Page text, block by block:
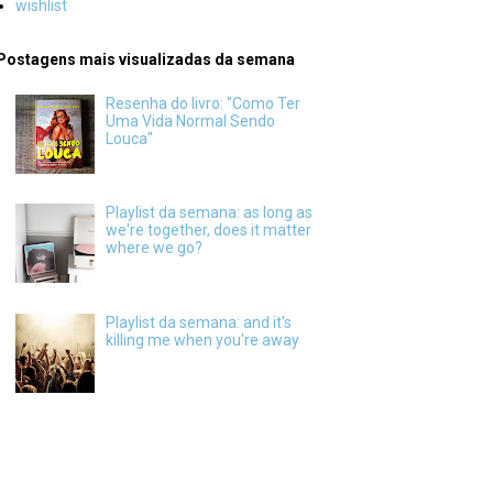
wishlist
mais visualizadas da semana
Resenha do livro: "Como Ter
Uma Vida Normal Sendo
Louca"
Playlist da semana: as long as
we're together, does it matter
where we go?
Playlist da semana: and it's
killing me when you're away